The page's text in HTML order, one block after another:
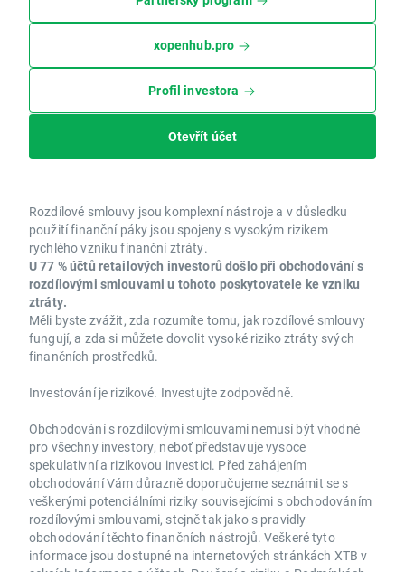
xopenhub.pro
Profil investora
Otevřít účet
Rozdílové smlouvy jsou komplexní nástroje a v důsledku
použití finanční páky jsou spojeny s vysokým rizikem
rychlého vzniku finanční ztráty.
U 77 % účtů retailových investorů došlo při obchodování s
rozdílovými smlouvami u tohoto poskytovatele ke vzniku
ztráty.
Měli byste zvážit, zda rozumíte tomu, jak rozdílové smlouvy
fungují, a zda si můžete dovolit vysoké riziko ztráty svých
finančních prostředků.
Investování je rizikové. Investujte zodpovědně.
Obchodování s rozdílovými smlouvami nemusí být vhodné
pro všechny investory, neboť představuje vysoce
spekulativní a rizikovou investici. Před zahájením
obchodování Vám důrazně doporučujeme seznámit se s
veškerými potenciálními riziky souvisejícími s obchodováním
rozdílovými smlouvami, stejně tak jako s pravidly
obchodování těchto finančních nástrojů. Veškeré tyto
informace jsou dostupné na internetových stránkách XTB v